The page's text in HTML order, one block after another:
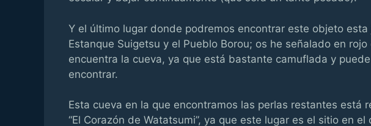
Y el último lugar donde podremos encontrar este objeto
Estanque Suigetsu y el Pueblo Borou; os he señalado en
encuentra la cueva, ya que está bastante camuflada y
encontrar.
Esta cueva en la que encontramos las perlas restantes está
“El Corazón de Watatsumi”, ya que este lugar es el sitio en